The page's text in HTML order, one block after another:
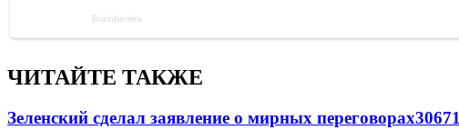
ЧИТАЙТЕ ТАКЖЕ
Зеленский сделал заявление о мирных переговорах30671